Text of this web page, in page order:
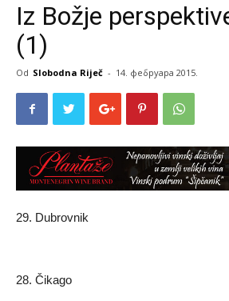
Iz Božje
(1)
Od Slobodna Riječ - 14. фебруара 2015.
29. Dubrovnik
28. Čikago